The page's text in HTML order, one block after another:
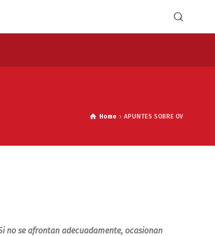
Home APUNTES SOBRE OV
no se afrontan adecuadamente, ocasionan